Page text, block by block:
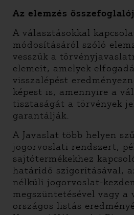
Az elemzés
A választásokkal
módosításáról szóló
vesszük a
elemeit, amelyek
visszalépést
képest is, amennyire a
tisztaságát a törvények
garantálják.
A Javaslat több helyen
jogorvoslati rendszert,
sajtótermékekhez
határidő szigorításával,
nélküli jogorvoslat-
megszüntetésével vagy a
országos listás